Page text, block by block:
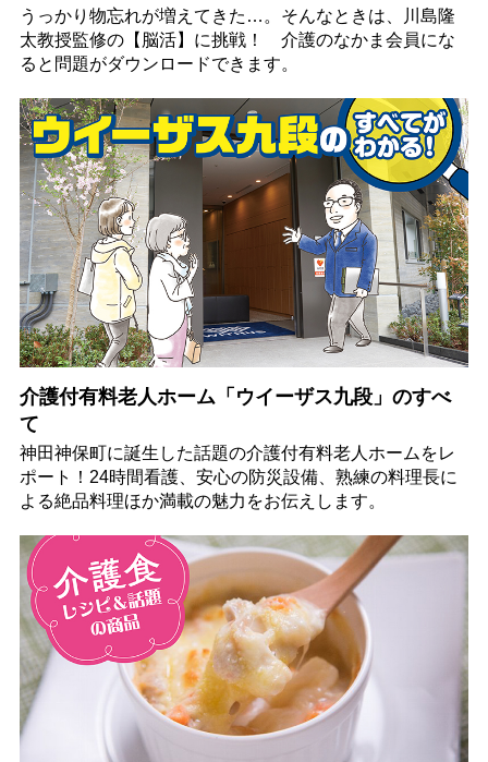
うっかり物忘れが増えてきた…。そんなときは、川島隆
太教授監修の【脳活】に挑戦！ 介護のなかま会員にな
ると問題がダウンロードできます。
介護付有料老人ホーム「ウイーザス九段」のすべ
て
神田神保町に誕生した話題の介護付有料老人ホームをレ
ポート！24時間看護、安心の防災設備、熟練の料理長に
よる絶品料理ほか満載の魅力をお伝えします。